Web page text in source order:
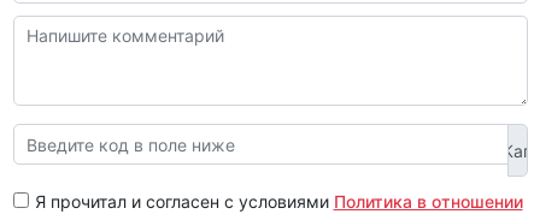
Я прочитал и согласен с условиями Политика в отношении